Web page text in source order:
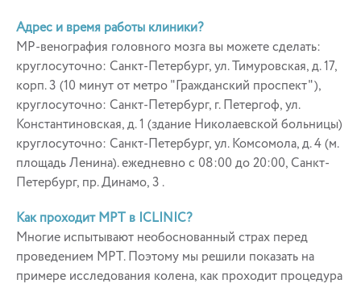
Адрес и время работы клиники?
МР-венография головного мозга вы можете сделать:
круглосуточно: Санкт-Петербург, ул. Тимуровская, д. 17,
корп. 3 (10 минут от метро "Гражданский проспект"),
круглосуточно: Санкт-Петербург, г. Петергоф, ул.
Константиновская, д. 1 (здание Николаевской больницы)
круглосуточно: Санкт-Петербург, ул. Комсомола, д. 4 (м.
площадь Ленина). ежедневно с 08:00 до 20:00, Санкт-
Петербург, пр. Динамо, 3 .
Как проходит МРТ в ICLINIC?
Многие испытывают необоснованный страх перед
проведением МРТ. Поэтому мы решили показать на
примере исследования колена, как проходит процедура